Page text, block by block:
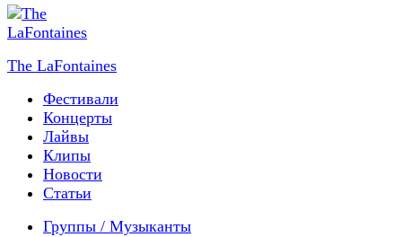
The LaFontaines
Фестивали
Концерты
Лайвы
Клипы
Новости
Статьи
Группы / Музыканты